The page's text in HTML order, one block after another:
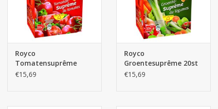
Royco
Tomatensuprême
20st.
€15,69
Royco
Groentesuprême 20st
€15,69